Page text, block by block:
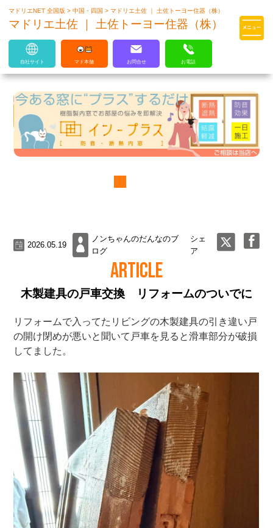
マドリエはLIXILの厳しい基準を
クリアした住まいのプロ集団です
マドリエNET 全国版>中国・四国>マドリエ土佐 ｜ 土佐トーヨー住器（株）
マドリエ土佐 ｜ 土佐トーヨー住器（株）
自社サイト マド本舗 お問合せ お電話
2026.05.19
ノンちゃんのだんなのブ
ログ
シェ
ア
ARTICLE
木製建具の戸車交換 リフォームのついでに